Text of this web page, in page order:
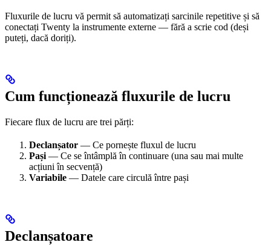
Fluxurile de lucru vă permit să automatizați sarcinile repetitive și să
conectați Twenty la instrumente externe — fără a scrie cod (deși
puteți, dacă doriți).
Cum funcționează fluxurile de lucru
Fiecare flux de lucru are trei părți:
Declanșator — Ce pornește fluxul de lucru
Pași — Ce se întâmplă în continuare (una sau mai multe
acțiuni în secvență)
Variabile — Datele care circulă între pași
Declanșatoare